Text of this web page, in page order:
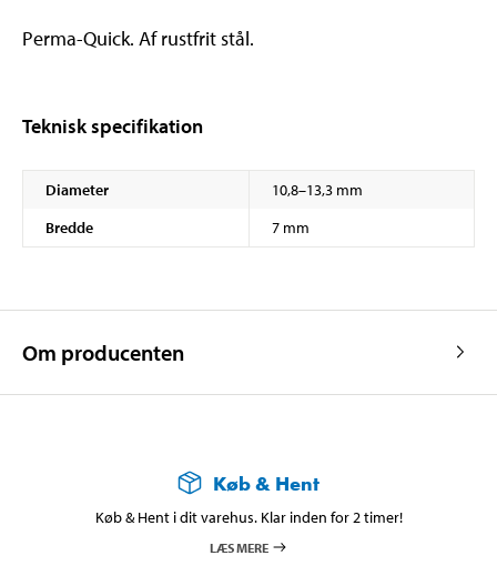
Perma-Quick. Af rustfrit stål.
Teknisk specifikation
Diameter
10,8–13,3 mm
Bredde
7 mm
Om producenten
Køb & Hent
Køb & Hent i dit varehus. Klar inden for 2 timer!
LÆS MERE